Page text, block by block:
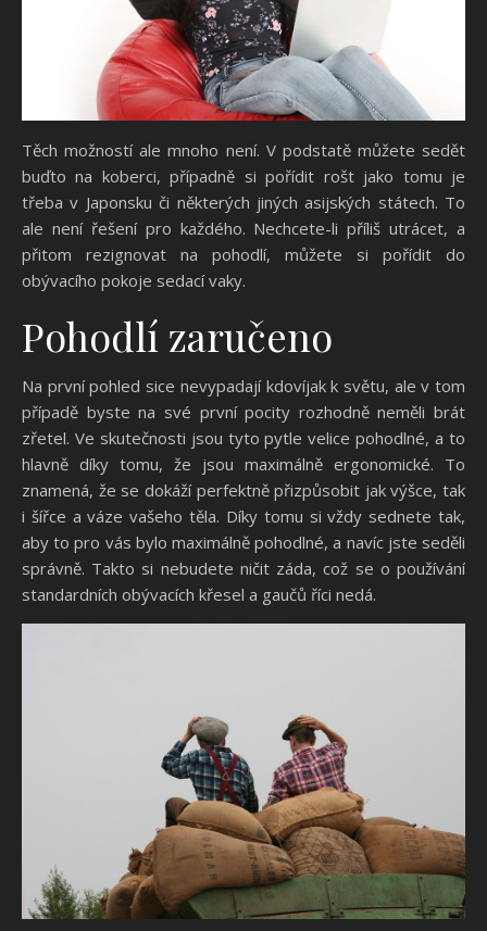
Těch možností ale mnoho není. V podstatě můžete sedět
buďto na koberci, případně si pořídit rošt jako tomu je
třeba v Japonsku či některých jiných asijských státech. To
ale není řešení pro každého. Nechcete-li příliš utrácet, a
přitom rezignovat na pohodlí, můžete si pořídit do
obývacího pokoje sedací vaky.
Pohodlí zaručeno
Na první pohled sice nevypadají kdovíjak k světu, ale v tom
případě byste na své první pocity rozhodně neměli brát
zřetel. Ve skutečnosti jsou tyto pytle velice pohodlné, a to
hlavně díky tomu, že jsou maximálně ergonomické. To
znamená, že se dokáží perfektně přizpůsobit jak výšce, tak
i šířce a váze vašeho těla. Díky tomu si vždy sednete tak,
aby to pro vás bylo maximálně pohodlné, a navíc jste seděli
správně. Takto si nebudete ničit záda, což se o používání
standardních obývacích křesel a gaučů říci nedá.